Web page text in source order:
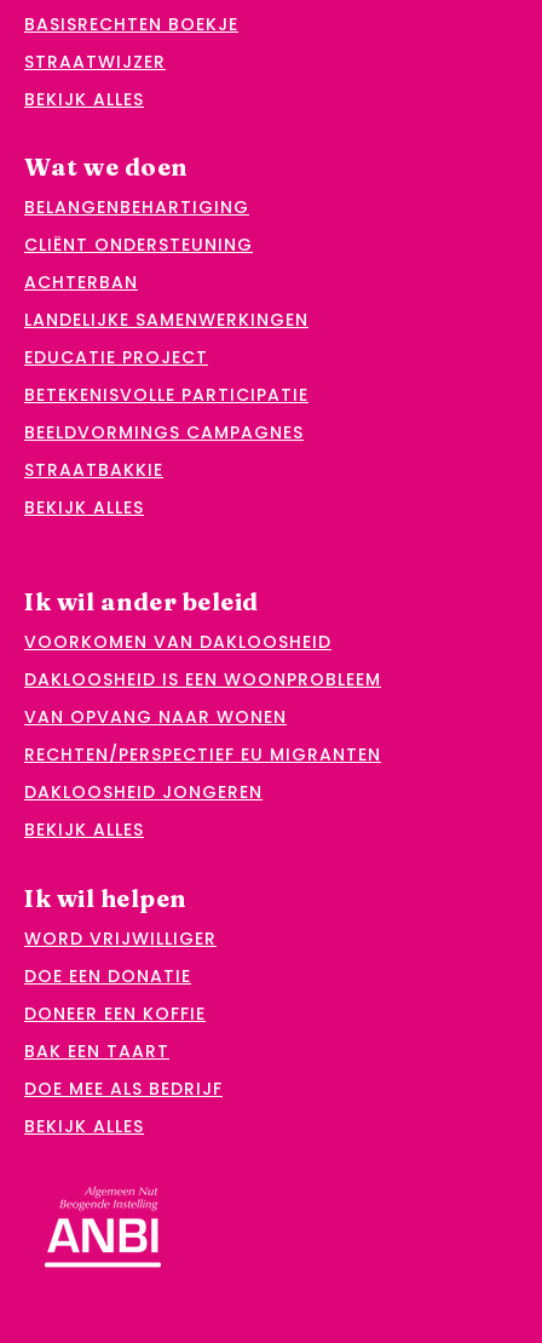
BASISRECHTEN BOEKJE
STRAATWIJZER
BEKIJK ALLES
Wat we doen
BELANGENBEHARTIGING
CLIËNT ONDERSTEUNING
ACHTERBAN
LANDELIJKE SAMENWERKINGEN
EDUCATIE PROJECT
BETEKENISVOLLE PARTICIPATIE
BEELDVORMINGS CAMPAGNES
STRAATBAKKIE
BEKIJK ALLES
Ik wil ander beleid
VOORKOMEN VAN DAKLOOSHEID
DAKLOOSHEID IS EEN WOONPROBLEEM
VAN OPVANG NAAR WONEN
RECHTEN/PERSPECTIEF EU MIGRANTEN
DAKLOOSHEID JONGEREN
BEKIJK ALLES
Ik wil helpen
WORD VRIJWILLIGER
DOE EEN DONATIE
DONEER EEN KOFFIE
BAK EEN TAART
DOE MEE ALS BEDRIJF
BEKIJK ALLES